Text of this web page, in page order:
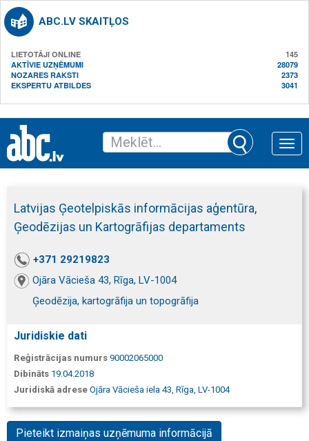
ABC.LV SKAITĻOS
LIETOTĀJI ONLINE
145
AKTĪVIE UZŅĒMUMI
28079
NOZARES RAKSTI
2373
EKSPERTU ATBILDES
3041
Toggle
Latvijas Ģeotelpiskās informācijas aģentūra,
Ģeodēzijas un Kartogrāfijas departaments
+371 29219823
Ojāra Vācieša 43, Rīga, LV-1004
Ģeodēzija, kartogrāfija un topogrāfija
Juridiskie dati
Reģistrācijas numurs 90002065000
Dibināts 19.04.2018
Juridiskā adrese Ojāra Vācieša iela 43, Rīga, LV-1004
Pieteikt izmaiņas uzņēmuma informācijā